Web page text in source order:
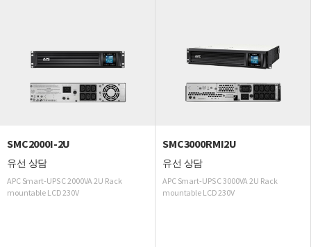
SMC2000I-2U
유선 상담
APC Smart-UPS C 2000VA 2U Rack
mountable LCD 230V
SMC3000RMI2U
유선 상담
APC Smart-UPS C 3000VA 2U Rack
mountable LCD 230V